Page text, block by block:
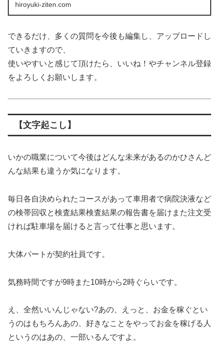
hiroyuki-ziten.com
できるだけ、多くの質問を今後も編集し、アップロードし
ていきますので、
使いやすいと感じて頂けたら、いいね！やチャンネル登録
をよろしくお願いします。
【文字起こし】
いかの職業について今後はどんな未来があるのかひさんど
んな結果も違うか気になります。
毎日各自決められたコースがあって車用者で病院決液など
の検帯回収と検査結果検査結果の報告書を届けまた注文受
ければ駐車場を届けると言って仕事と思います。
大体パートが契約社員です。
気務時間ですが9時また10時から2時ぐらいです。
え、全然いいんじゃない?あの、えっと、お金を稼ぐとい
うのはもちろんあの、好きなことをやってお金を稼げる人
というのはあの、一部いるんですよ。